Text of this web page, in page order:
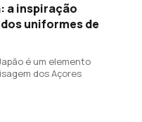
a inspiração
uniformes de
é um elemento
dos Açores